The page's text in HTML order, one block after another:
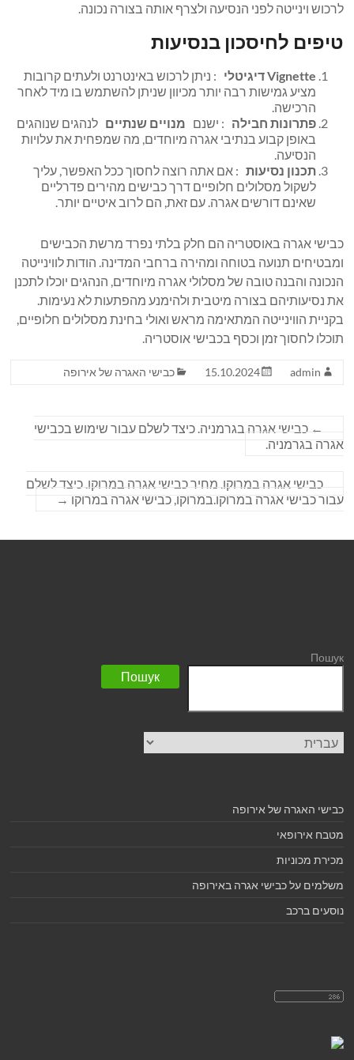
לרכוש וינייטה לפני הנסיעה ולצרף אותה בצורה נכונה.
טיפים לחיסכון בנסיעות
Vignette דיגיטלי
: ניתן לרכוש באינטרנט ולעתים קרובות
מציע גמישות רבה יותר מכיוון שניתן להשתמש בו מיד לאחר
הרכישה.
פתרונות חבילה : ישנם מנויים שנתיים לנהגים שנוהגים
באופן קבוע בנתיבי אגרה מיוחדים, מה שמפחית את עלויות
הנסיעה.
תכנון נסיעות : אם אתה רוצה לחסוך ככל האפשר, עליך
לשקול מסלולים חלופיים דרך כבישים מהירים פדרליים
שאינם דורשים אגרה. עם זאת, הם לרוב איטיים יותר.
כבישי אגרה באוסטריה הם חלק בלתי נפרד מרשת הכבישים
ומבטיחים תנועה בטוחה ומהירה ברחבי המדינה. הודות לווינייטה
הנכונה והבנה טובה של מסלולי אגרה מיוחדים, הנהגים יוכלו לתכנן
את נסיעותיהם בצורה מיטבית ולהימנע מהפתעות לא נעימות.
בקניית הווינייטה המתאימה מראש ואולי בחינת מסלולים חלופיים,
תוכלו לחסוך זמן וכסף בכבישי אוסטריה.
admin
15.10.2024 כבישי האגרה של אירופה
← כבישי אגרה בגרמניה. כיצד לשלם עבור שימוש בכבישי
אגרה בגרמניה.
כבישי אגרה במרוקו. מחיר כבישי אגרה במרוקו. כיצד לשלם
עבור כבישי אגרה במרוקו.במרוקו, כבישי אגרה במרוקו →
Пошук
Пошук
בחירת
שפה
כבישי האגרה של אירופה
מטבח אירופאי
מכירת מכוניות
משלמים על כבישי אגרה באירופה
נוסעים ברכב